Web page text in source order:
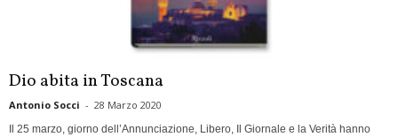
Dio abita in Toscana
Antonio Socci - 28 Marzo 2020
Il 25 marzo, giorno dell’Annunciazione, Libero, Il Giornale e la Verità hanno